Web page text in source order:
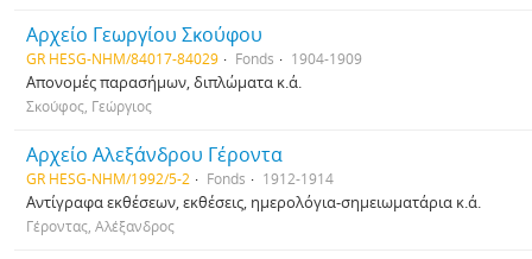
Αρχείο Γεωργίου Σκούφου
GR HESG-NHM/84017-84029 Fonds 1904-1909
Απονομές παρασήμων, διπλώματα κ.ά.
Σκούφος, Γεώργιος
Αρχείο Αλεξάνδρου Γέροντα
GR HESG-NHM/1992/5-2 Fonds 1912-1914
Αντίγραφα εκθέσεων, εκθέσεις, ημερολόγια-σημειωματάρια κ.ά.
Γέροντας, Αλέξανδρος